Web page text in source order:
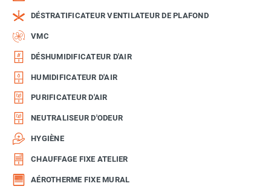
DÉSTRATIFICATEUR VENTILATEUR DE PLAFOND
VMC
DÉSHUMIDIFICATEUR D'AIR
HUMIDIFICATEUR D'AIR
PURIFICATEUR D'AIR
NEUTRALISEUR D'ODEUR
HYGIÈNE
CHAUFFAGE FIXE ATELIER
AÉROTHERME FIXE MURAL